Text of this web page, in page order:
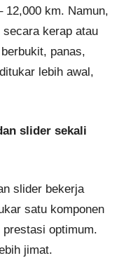
12,000 km. Namun,
kerap atau
panas,
lebih awal,
slider sekali
slider bekerja
satu komponen
optimum.
jimat.